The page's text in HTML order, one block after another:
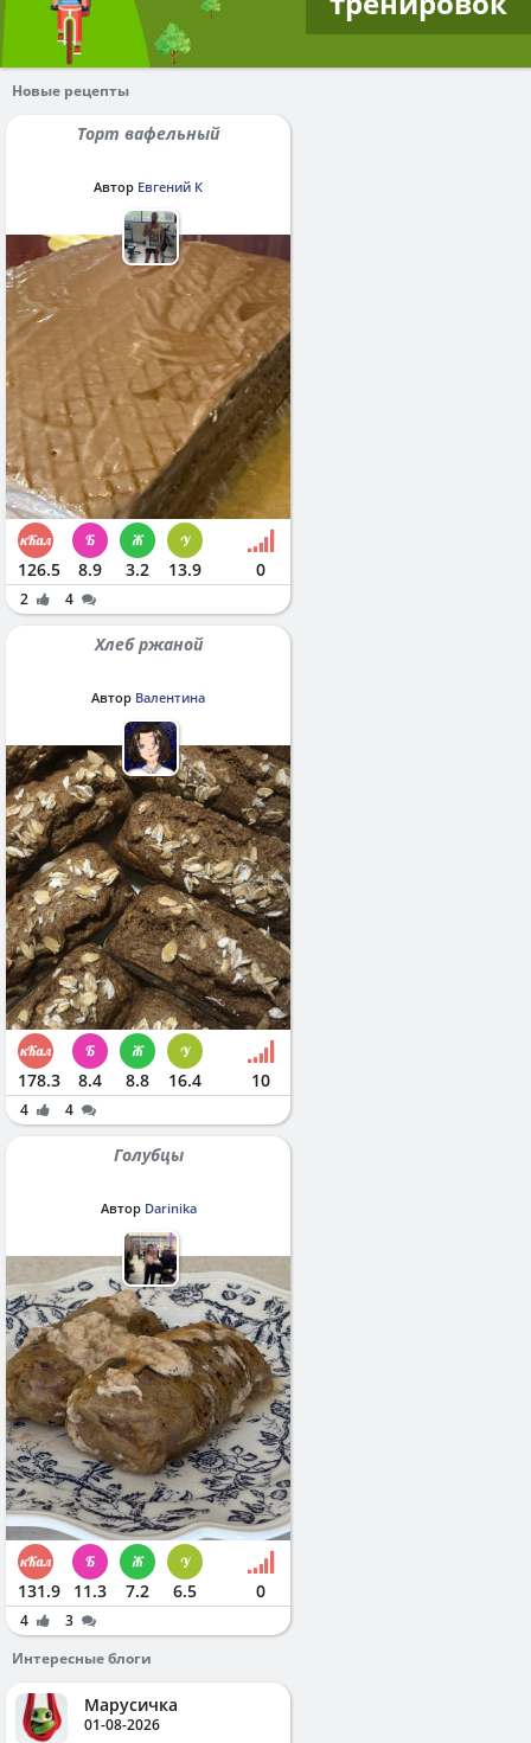
Новые рецепты
Торт вафельный
Автор Евгений К
126.5 8.9 3.2 13.9 0
2 4
Хлеб ржаной
Автор Валентина
178.3 8.4 8.8 16.4 10
4 4
Голубцы
Автор Darinika
131.9 11.3 7.2 6.5 0
4
3
Интересные блоги
Марусичка
01-08-2026